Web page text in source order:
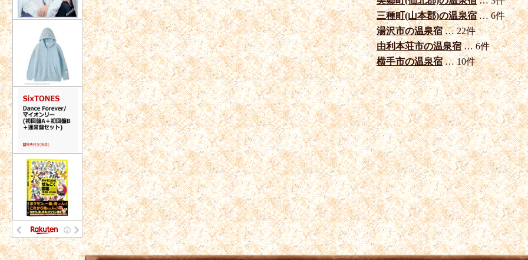
三種町(山本郡)の温泉宿… 6件
湯沢市の温泉宿… 22件
由利本荘市の温泉宿… 6件
横手市の温泉宿… 10件